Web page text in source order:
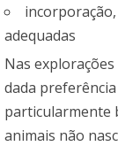
adequadas
Nas explorações
dada
particularmente
animais não